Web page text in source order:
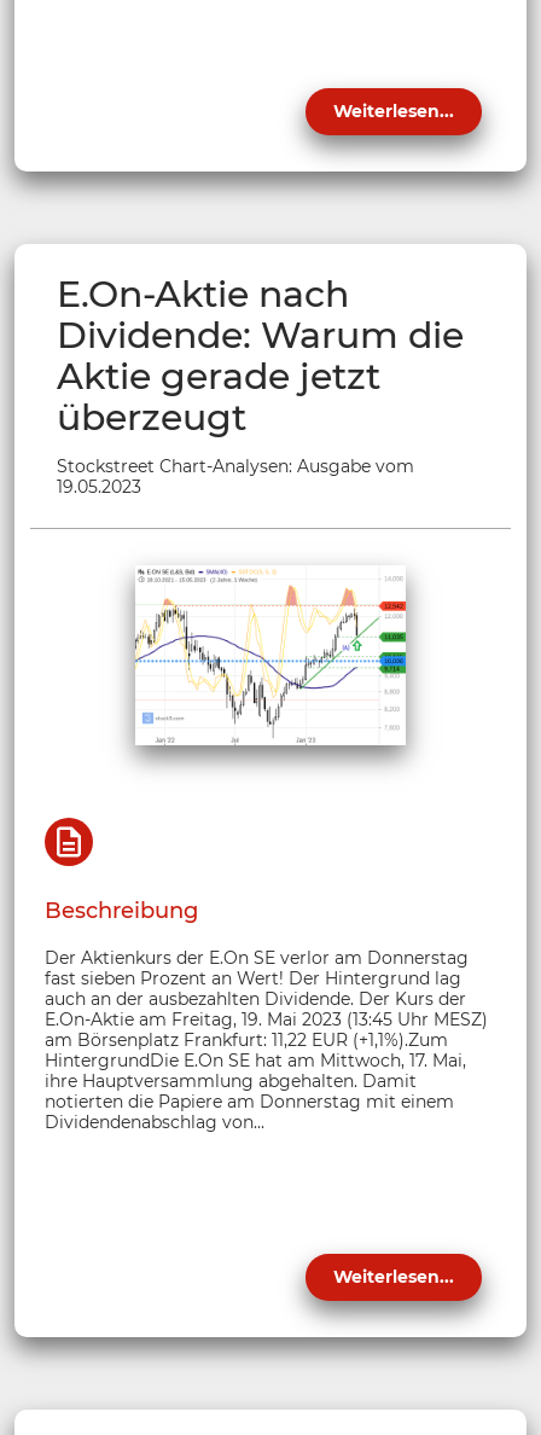
Weiterlesen...
E.On-Aktie nach
Dividende: Warum die
Aktie gerade jetzt
überzeugt
Stockstreet Chart-Analysen: Ausgabe vom
19.05.2023
Beschreibung
Der Aktienkurs der E.On SE verlor am Donnerstag
fast sieben Prozent an Wert! Der Hintergrund lag
auch an der ausbezahlten Dividende. Der Kurs der
E.On-Aktie am Freitag, 19. Mai 2023 (13:45 Uhr MESZ)
am Börsenplatz Frankfurt: 11,22 EUR (+1,1%).Zum
HintergrundDie E.On SE hat am Mittwoch, 17. Mai,
ihre Hauptversammlung abgehalten. Damit
notierten die Papiere am Donnerstag mit einem
Dividendenabschlag von...
Weiterlesen...